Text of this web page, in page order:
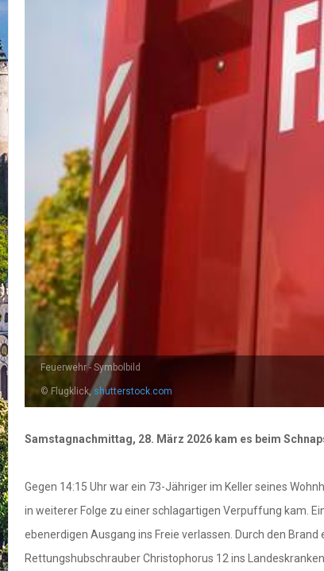
Feuerwehr - Symbolbild
© Flugklick,shutterstock.com
Samstagnachmittag, 28. März 2026 kam es beim
Gegen 14:15 Uhr war ein 73-Jähriger im Keller seines
in weiterer Folge zu einer schlagartigen Verpuffung kam.
ebenerdigen Ausgang ins Freie verlassen. Durch den
Rettungshubschrauber Christophorus 12 ins